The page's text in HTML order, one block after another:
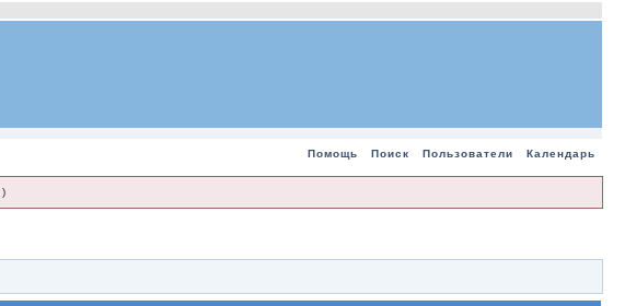
Помощь Поиск Пользователи Календарь
)